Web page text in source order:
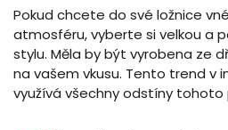
Pokud chcete do své ložnice
atmosféru, vyberte si velkou a
stylu. Měla by být vyrobena ze
na vašem vkusu. Tento trend v
využívá všechny odstíny